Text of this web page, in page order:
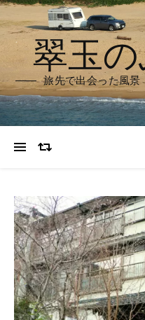
翠玉
旅先で出会った風景